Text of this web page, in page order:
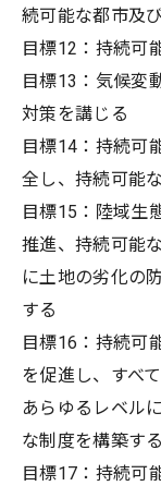
続可能な都市及
目標12：持続可
目標13：気候変
対策を講じる
目標14：持続可
全し、持続可能
目標15：陸域生
推進、持続可能
に土地の劣化の
する
目標16：持続可
を促進し、すべ
あらゆるレベル
な制度を構築する
目標17：持続可